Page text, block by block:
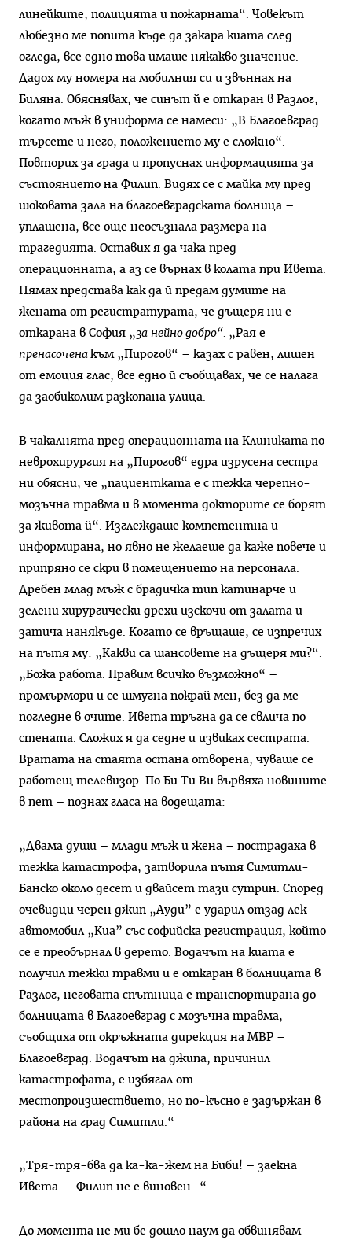
линейките, полицията и пожарната“. Човекът
любезно ме попита къде да закара киата след
огледа, все едно това имаше някакво значение.
Дадох му номера на мобилния си и звъннах на
Биляна. Обяснявах, че синът й е откаран в Разлог,
когато мъж в униформа се намеси: „В Благоевград
търсете и него, положението му е сложно“.
Повторих за града и пропуснах информацията за
състоянието на Филип. Видях се с майка му пред
шоковата зала на благоевградската болница –
уплашена, все още неосъзнала размера на
трагедията. Оставих я да чака пред
операционната, а аз се върнах в колата при Ивета.
Нямах представа как да й предам думите на
жената от регистратурата, че дъщеря ни е
откарана в София „за нейно добро“. „Рая е
пренасочена към „Пирогов“ – казах с равен, лишен
от емоция глас, все едно й съобщавах, че се налага
да заобиколим разкопана улица.
В чакалнята пред операционната на Клиниката по
неврохирургия на „Пирогов“ едра изрусена сестра
ни обясни, че „пациентката е с тежка черепно-
мозъчна травма и в момента докторите се борят
за живота й“. Изглеждаше компетентна и
информирана, но явно не желаеше да каже повече и
припряно се скри в помещението на персонала.
Дребен млад мъж с брадичка тип катинарче и
зелени хирургически дрехи изскочи от залата и
затича нанякъде. Когато се връщаше, се изпречих
на пътя му: „Какви са шансовете на дъщеря ми?“.
„Божа работа. Правим всичко възможно“ –
промърмори и се шмугна покрай мен, без да ме
погледне в очите. Ивета тръгна да се свлича по
стената. Сложих я да седне и извиках сестрата.
Вратата на стаята остана отворена, чуваше се
работещ телевизор. По Би Ти Ви вървяха новините
в пет – познах гласа на водещата:
„Двама души – млади мъж и жена – пострадаха в
тежка катастрофа, затворила пътя Симитли-
Банско около десет и двайсет тази сутрин. Според
очевидци черен джип „Ауди” е ударил отзад лек
автомобил „Киа” със софийска регистрация, който
се е преобърнал в дерето. Водачът на киата е
получил тежки травми и е откаран в болницата в
Разлог, неговата спътница е транспортирана до
болницата в Благоевград с мозъчна травма,
съобщиха от окръжната дирекция на МВР –
Благоевград. Водачът на джипа, причинил
катастрофата, е избягал от
местопроизшествието, но по-късно е задържан в
района на град Симитли.“
„Тря-тря-бва да ка-ка-жем на Биби! – заекна
Ивета. – Филип не е виновен…“
До момента не ми бе дошло наум да обвинявам